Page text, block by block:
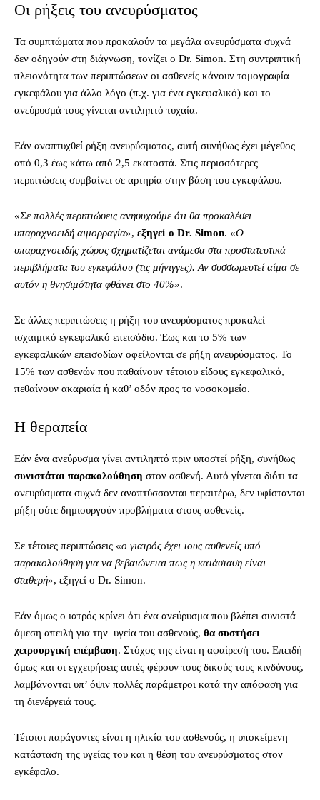
Οι ρήξεις του ανευρύσματος
Τα συμπτώματα που προκαλούν τα μεγάλα ανευρύσματα συχνά
δεν οδηγούν στη διάγνωση, τονίζει ο Dr. Simon. Στη συντριπτική
πλειονότητα των περιπτώσεων οι ασθενείς κάνουν τομογραφία
εγκεφάλου για άλλο λόγο (π.χ. για ένα εγκεφαλικό) και το
ανεύρυσμά τους γίνεται αντιληπτό τυχαία.
Εάν αναπτυχθεί ρήξη ανευρύσματος, αυτή συνήθως έχει μέγεθος
από 0,3 έως κάτω από 2,5 εκατοστά. Στις περισσότερες
περιπτώσεις συμβαίνει σε αρτηρία στην βάση του εγκεφάλου.
«Σε πολλές περιπτώσεις ανησυχούμε ότι θα προκαλέσει
υπαραχνοειδή αιμορραγία», εξηγεί ο Dr. Simon. «Ο
υπαραχνοειδής χώρος σχηματίζεται ανάμεσα στα προστατευτικά
περιβλήματα του εγκεφάλου (τις μήνιγγες). Αν συσσωρευτεί αίμα σε
αυτόν η θνησιμότητα φθάνει στο 40%».
Σε άλλες περιπτώσεις η ρήξη του ανευρύσματος προκαλεί
ισχαιμικό εγκεφαλικό επεισόδιο. Έως και το 5% των
εγκεφαλικών επεισοδίων οφείλονται σε ρήξη ανευρύσματος. Το
15% των ασθενών που παθαίνουν τέτοιου είδους εγκεφαλικό,
πεθαίνουν ακαριαία ή καθ’ οδόν προς το νοσοκομείο.
Η θεραπεία
Εάν ένα ανεύρυσμα γίνει αντιληπτό πριν υποστεί ρήξη, συνήθως
συνιστάται παρακολούθηση στον ασθενή. Αυτό γίνεται διότι τα
ανευρύσματα συχνά δεν αναπτύσσονται περαιτέρω, δεν υφίστανται
ρήξη ούτε δημιουργούν προβλήματα στους ασθενείς.
Σε τέτοιες περιπτώσεις «ο γιατρός έχει τους ασθενείς υπό
παρακολούθηση για να βεβαιώνεται πως η κατάσταση είναι
σταθερή», εξηγεί ο Dr. Simon.
Εάν όμως ο ιατρός κρίνει ότι ένα ανεύρυσμα που βλέπει συνιστά
άμεση απειλή για την υγεία του ασθενούς, θα συστήσει
χειρουργική επέμβαση. Στόχος της είναι η αφαίρεσή του. Επειδή
όμως και οι εγχειρήσεις αυτές φέρουν τους δικούς τους κινδύνους,
λαμβάνονται υπ’ όψιν πολλές παράμετροι κατά την απόφαση για
τη διενέργειά τους.
Τέτοιοι παράγοντες είναι η ηλικία του ασθενούς, η υποκείμενη
κατάσταση της υγείας του και η θέση του ανευρύσματος στον
εγκέφαλο.